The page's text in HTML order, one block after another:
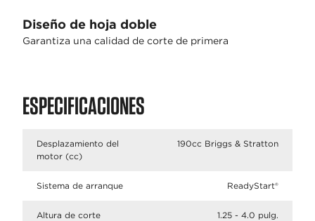
Diseño de hoja doble
Garantiza una calidad de corte de primera
ESPECIFICACIONES
Desplazamiento del
motor (cc)
190cc Briggs & Stratton
Sistema de arranque ReadyStart®
Altura de corte 1.25 - 4.0 pulg.